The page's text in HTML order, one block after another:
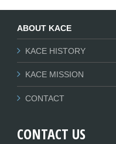
ABOUT KACE
KACE HISTORY
KACE MISSION
CONTACT
CONTACT US